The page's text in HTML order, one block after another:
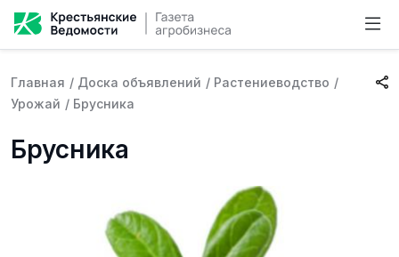
Главная / Доска объявлений / Растениеводство /
Урожай / Брусника
Брусника